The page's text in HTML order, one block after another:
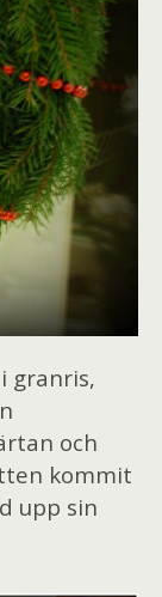
granris,
och
kommit
upp sin